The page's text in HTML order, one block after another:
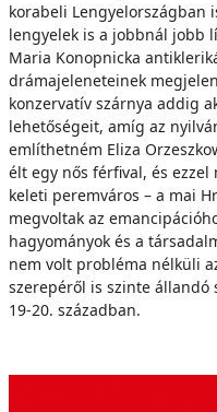
korabeli Lengyelországban
lengyelek is a jobbnál jobb
Maria Konopnicka
drámajeleneteinek
konzervatív szárnya addig
lehetőségeit, amíg az
említhetném Eliza
élt egy nős férfival, és
keleti peremváros – a mai
megvoltak az
hagyományok és a
nem volt probléma nélküli
szerepéről is szinte állandó
19-20. században.